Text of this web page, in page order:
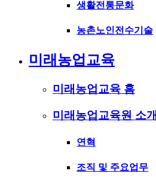
생활전통문화
농촌노인전수기술
미래농업교육
미래농업교육 홈
미래농업교육원 소개
연혁
조직 및 주요업무